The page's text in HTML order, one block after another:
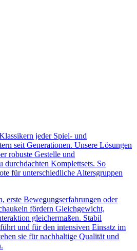
jeder Spiel- und
seit Generationen. Unsere Lösungen
robuste Gestelle und
durchdachten Komplettsets. So
für unterschiedliche Altersgruppen
erste Bewegungserfahrungen oder
fördern Gleichgewicht,
gleichermaßen. Stabil
und für den intensiven Einsatz im
sie für nachhaltige Qualität und